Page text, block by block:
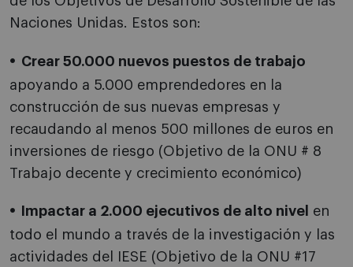
Naciones Unidas. Estos son:
Crear 50.000 nuevos puestos de trabajo
apoyando a 5.000 emprendedores en la
construcción de sus nuevas empresas y
recaudando al menos 500 millones de euros en
inversiones de riesgo (Objetivo de la ONU # 8
Trabajo decente y crecimiento económico)
Impactar a 2.000 ejecutivos de alto nivel
en
todo el mundo a través de la investigación y las
actividades del IESE (Objetivo de la ONU #17